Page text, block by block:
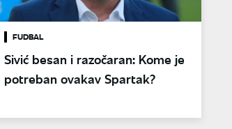
FUDBAL
Sivić besan i razočaran: Kome je
potreban ovakav Spartak?